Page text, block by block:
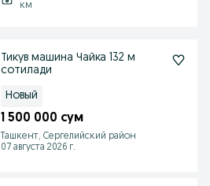
км
Тикув машина Чайка 132 м
сотилади
Новый
1 500 000 сум
Ташкент, Сергелийский район
07 августа 2026 г.